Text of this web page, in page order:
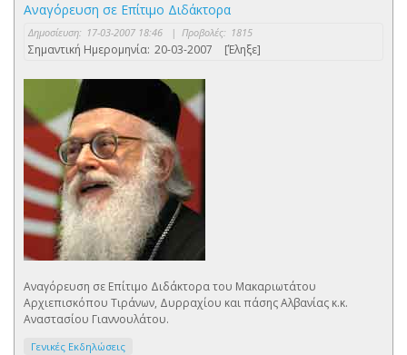
Αναγόρευση σε Επίτιμο Διδάκτορα
Δημοσίευση: 17-03-2007 18:46 | Προβολές: 1815
Σημαντική Ημερομηνία: 20-03-2007 [Έληξε]
Αναγόρευση σε Επίτιμο Διδάκτορα του Μακαριωτάτου
Αρχιεπισκόπου Τιράνων, Δυρραχίου και πάσης Αλβανίας κ.κ.
Αναστασίου Γιαννουλάτου.
Γενικές Εκδηλώσεις